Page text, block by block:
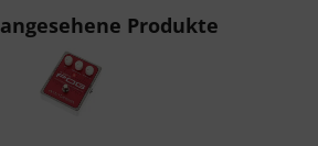
Produkte